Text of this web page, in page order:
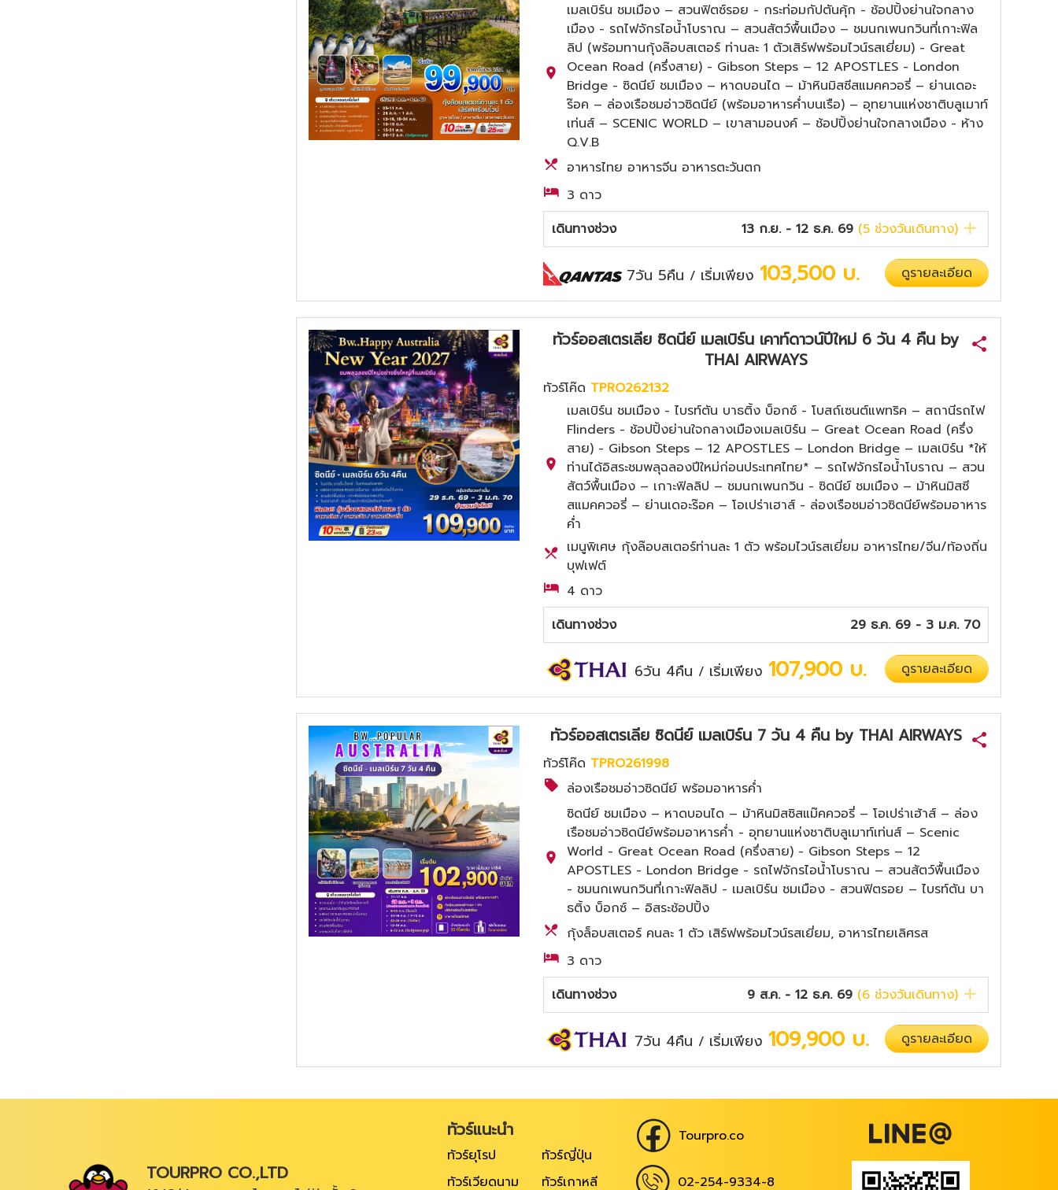
เมลเบิร์น ชมเมือง – สวนฟิตซ์รอย - กระท่อมกัปตันคุ้ก - ช้อปปิ้งย่านใจกลาง
เมือง - รถไฟจักรไอน้ำโบราณ – สวนสัตว์พื้นเมือง – ชมนกเพนกวินที่เกาะฟิล
ลิป (พร้อมทานกุ้งล๊อบสเตอร์ ท่านละ 1 ตัวเสิร์ฟพร้อมไวน์รสเยี่ยม) - Great
Ocean Road (ครึ่งสาย) - Gibson Steps – 12 APOSTLES - London
Bridge - ซิดนีย์ ชมเมือง – หาดบอนได – ม้าหินมิสซีสแมคควอรี่ – ย่านเดอะ
ร๊อค – ล่องเรือชมอ่าวซิดนีย์ (พร้อมอาหารค่ำบนเรือ) – อุทยานแห่งชาติบลูเมาท์
เท่นส์ – SCENIC WORLD – เขาสามอนงค์ – ช้อปปิ้งย่านใจกลางเมือง - ห้าง
Q.V.B
อาหารไทย อาหารจีน อาหารตะวันตก
3 ดาว
เดินทางช่วง
13 ก.ย. - 12 ธ.ค. 69 (5ช่วงวันเดินทาง)
7วัน 5คืน / เริ่มเพียง 103,500 บ. ดูรายละเอียด
ทัวร์ออสเตรเลีย ซิดนีย์ เมลเบิร์น เคาท์ดาวน์ปีใหม่ 6 วัน 4 คืน by
THAI AIRWAYS
ทัวร์โค๊ด TPRO262132
เมลเบิร์น ชมเมือง - ไบรท์ตัน บาธติ้ง บ็อกซ์ - โบสถ์เซนต์แพทริค – สถานีรถไฟ
Flinders - ช้อปปิ้งย่านใจกลางเมืองเมลเบิร์น – Great Ocean Road (ครึ่ง
สาย) - Gibson Steps – 12 APOSTLES – London Bridge – เมลเบิร์น *ให้
ท่านได้อิสระชมพลุฉลองปีใหม่ก่อนประเทศไทย* – รถไฟจักรไอน้ำโบราณ – สวน
สัตว์พื้นเมือง – เกาะฟิลลิป – ชมนกเพนกวิน - ซิดนีย์ ชมเมือง – ม้าหินมิสซี
สแมคควอรี่ – ย่านเดอะร๊อค – โอเปร่าเฮาส์ - ล่องเรือชมอ่าวซิดนีย์พร้อมอาหาร
ค่ำ
เมนูพิเศษ กุ้งล๊อบสเตอร์ท่านละ 1 ตัว พร้อมไวน์รสเยี่ยม อาหารไทย/จีน/ท้องถิ่น
บุฟเฟต์
4 ดาว
เดินทางช่วง
29 ธ.ค. 69 - 3 ม.ค. 70
6วัน 4คืน / เริ่มเพียง 107,900 บ. ดูรายละเอียด
ทัวร์ออสเตรเลีย ซิดนีย์ เมลเบิร์น 7 วัน 4 คืน by THAI AIRWAYS
ทัวร์โค๊ด TPRO261998
ล่องเรือชมอ่าวซิดนีย์ พร้อมอาหารค่ำ
ซิดนีย์ ชมเมือง – หาดบอนได – ม้าหินมิสซิสแม๊คควอรี่ – โอเปร่าเฮ้าส์ – ล่อง
เรือชมอ่าวซิดนีย์พร้อมอาหารค่ำ - อุทยานแห่งชาติบลูเมาท์เท่นส์ – Scenic
World - Great Ocean Road (ครึ่งสาย) - Gibson Steps – 12
APOSTLES - London Bridge - รถไฟจักรไอน้ำโบราณ – สวนสัตว์พื้นเมือง
- ชมนกเพนกวินที่เกาะฟิลลิป - เมลเบิร์น ชมเมือง - สวนฟิตรอย – ไบรท์ตัน บา
ธติ้ง บ็อกซ์ – อิสระช้อปปิ้ง
กุ้งล็อบสเตอร์ คนละ 1 ตัว เสิร์ฟพร้อมไวน์รสเยี่ยม, อาหารไทยเลิศรส
3 ดาว
เดินทางช่วง
9 ส.ค. - 12 ธ.ค. 69 (6ช่วงวันเดินทาง)
7วัน 4คืน / เริ่มเพียง 109,900 บ. ดูรายละเอียด
TOURPRO CO.,LTD
ทัวร์แนะนำ
ทัวร์ยุโรป
ทัวร์ญี่ปุ่น
ทัวร์เวียดนาม
ทัวร์เกาหลี
Tourpro.co
02-254-9334-8